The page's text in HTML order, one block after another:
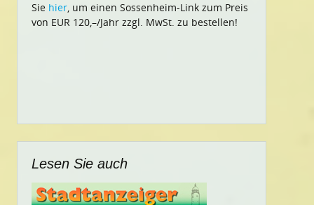
Sie hier, um einen Sossenheim-Link zum Preis
von EUR 120,–/Jahr zzgl. MwSt. zu bestellen!
Lesen Sie auch